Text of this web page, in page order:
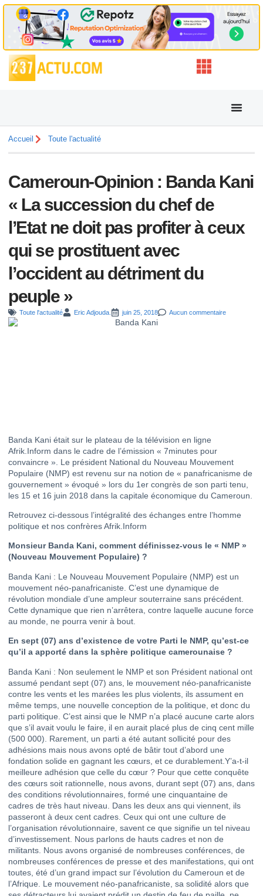
Accueil Toute l'actualité
Cameroun-Opinion : Banda Kani
« La succession du chef de
l’Etat ne doit pas profiter à ceux
qui se prostituent avec
l’occident au détriment du
peuple »
Toute l'actualité Eric Adjouda. juin 25, 2018 Aucun commentaire
Banda Kani était sur le plateau de la télévision en ligne
Afrik.Inform dans le cadre de l’émission « 7minutes pour
convaincre ». Le président National du Nouveau Mouvement
Populaire (NMP) est revenu sur na notion de « panafricanisme de
gouvernement » évoqué » lors du 1er congrès de son parti tenu,
les 15 et 16 juin 2018 dans la capitale économique du Cameroun.
Retrouvez ci-dessous l’intégralité des échanges entre l’homme
politique et nos confrères Afrik.Inform
Monsieur Banda Kani, comment définissez-vous le « NMP »
(Nouveau Mouvement Populaire) ?
Banda Kani : Le Nouveau Mouvement Populaire (NMP) est un
mouvement néo-panafricaniste. C’est une dynamique de
révolution mondiale d’une ampleur souterraine sans précédent.
Cette dynamique que rien n’arrêtera, contre laquelle aucune force
au monde, ne pourra venir à bout.
En sept (07) ans d’existence de votre Parti le NMP, qu’est-ce
qu’il a apporté dans la sphère politique camerounaise ?
Banda Kani : Non seulement le NMP et son Président national ont
assumé pendant sept (07) ans, le mouvement néo-panafricaniste
contre les vents et les marées les plus violents, ils assument en
même temps, une nouvelle conception de la politique, et donc du
parti politique. C’est ainsi que le NMP n’a placé aucune carte alors
que s’il avait voulu le faire, il en aurait placé plus de cinq cent mille
(500 000). Rarement, un parti a été autant sollicité pour des
adhésions mais nous avons opté de bâtir tout d’abord une
fondation solide en gagnant les cœurs, et ce durablement.Y’a-t-il
meilleure adhésion que celle du cœur ? Pour que cette conquête
des cœurs soit rationnelle, nous avons, durant sept (07) ans, dans
des conditions révolutionnaires, formé une cinquantaine de
cadres de très haut niveau. Dans les deux ans qui viennent, ils
passeront à deux cent cadres. Ceux qui ont une culture de
l’organisation révolutionnaire, savent ce que signifie un tel niveau
d’investissement. Nous parlons de hauts cadres et non de
militants. Nous avons organisé de nombreuses conférences, de
nombreuses conférences de presse et des manifestations, qui ont
toutes, été d’un grand impact sur l’évolution du Cameroun et de
l’Afrique. Le mouvement néo-panafricaniste, sa solidité alors que